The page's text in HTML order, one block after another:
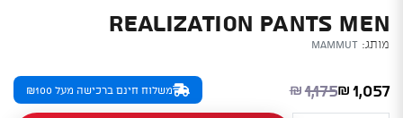
REALIZATION PANTS MEN
מותג: Mammut
₪ 1,175
המחיר המקורי היה: ₪1,175.
₪ 1,057
המחיר הנוכחי הוא: ₪1,057. משלוח חינם ברכישה מעל ₪100